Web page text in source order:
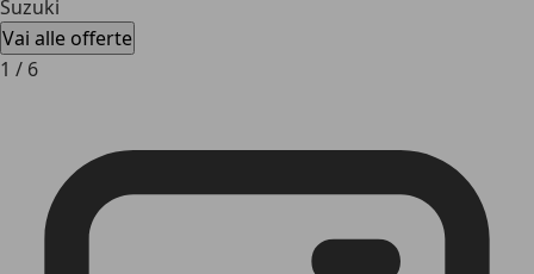
Suzuki
Vai alle offerte
1 / 6